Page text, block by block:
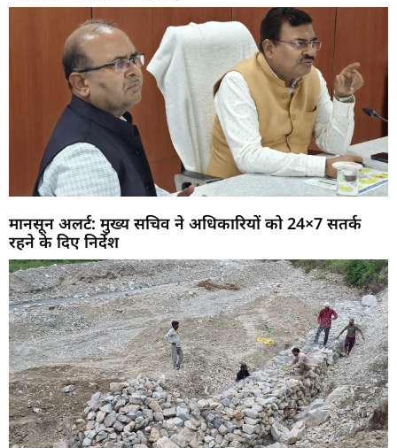
मानसून अलर्ट: मुख्य सचिव ने अधिकारियों को 24×7 सतर्क
रहने के दिए निर्देश